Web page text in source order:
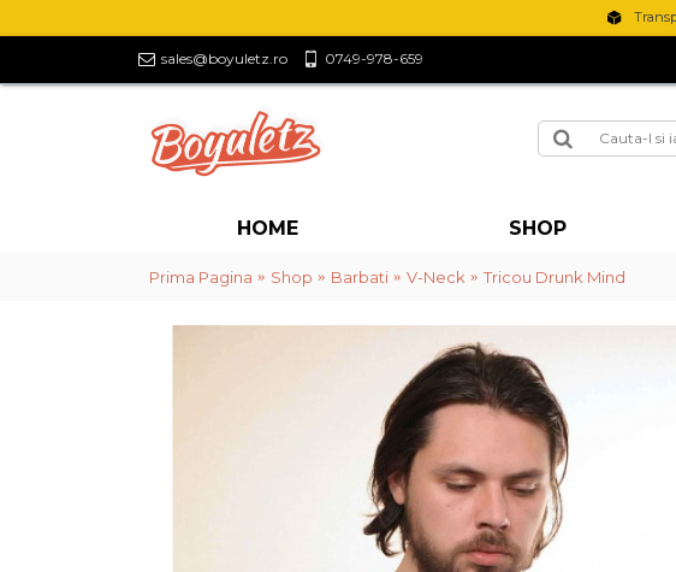
sales@boyuletz.ro 0749-978-659
HOME SHOP
Prima Pagina Shop Barbati V-Neck Tricou Drunk Mind